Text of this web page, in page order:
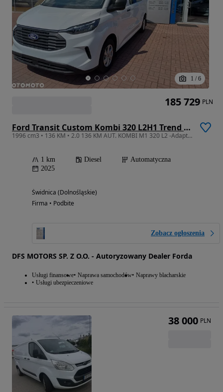
1 / 6
Ford Transit Custom Kombi 320 L2H1 Trend M1
1996 cm3 • 136 KM • 2.0 136 KM AUT. KOMBI M1 320 L2 -Adaptacyjne reflektory Matrix, Wyprze
1 km Diesel
Automatyczna
2025
Świdnica (Dolnośląskie)
Firma • Podbite
Zobacz ogłoszenia
DFS MOTORS SP. Z O.O. - Autoryzowany Dealer Forda
Usługi finansowe Naprawa samochodów Naprawy blacharskie
Usługi ubezpieczeniowe
185 729 PLN
38 000 PLN